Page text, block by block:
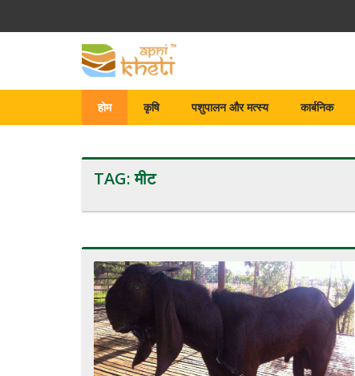
होम कृषि पशुपालन और मत्स्य कार्बनिक
TAG:मीट